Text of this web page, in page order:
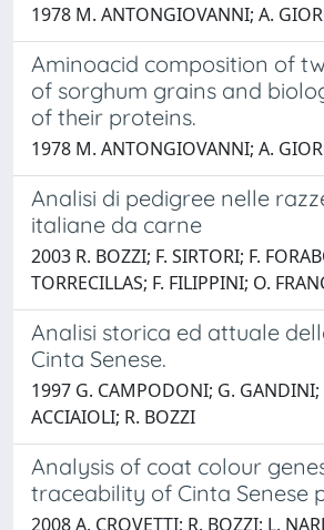
1978 M. ANTONGIOVANNI; A.
Aminoacid composition of
of sorghum grains and
of their proteins.
1978 M. ANTONGIOVANNI; A.
Analisi di pedigree nelle
italiane da carne
2003 R. BOZZI; F. SIRTORI; F.
TORRECILLAS; F. FILIPPINI; O.
Analisi storica ed attuale
Cinta Senese.
1997 G. CAMPODONI; G. GANDINI;
ACCIAIOLI; R. BOZZI
Analysis of coat colour
traceability of Cinta Senese
2008 A. CROVETTI; R. BOZZI; L.